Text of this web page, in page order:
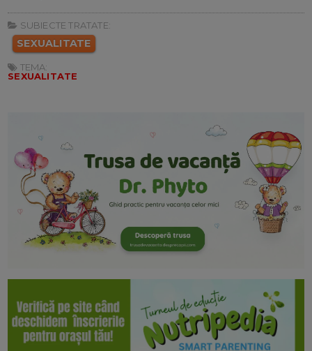
SUBIECTE TRATATE:
SEXUALITATE
TEMA:
SEXUALITATE